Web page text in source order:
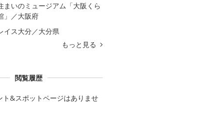
まいのミュージアム「大阪くら
」／大阪府
イス大分／大分県
もっと見る
閲覧履歴
ト&スポットページはありませ